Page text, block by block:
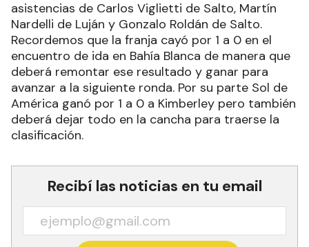
asistencias de Carlos Viglietti de Salto, Martín
Nardelli de Luján y Gonzalo Roldán de Salto.
Recordemos que la franja cayó por 1 a 0 en el
encuentro de ida en Bahía Blanca de manera que
deberá remontar ese resultado y ganar para
avanzar a la siguiente ronda. Por su parte Sol de
América ganó por 1 a 0 a Kimberley pero también
deberá dejar todo en la cancha para traerse la
clasificación.
Recibí las noticias en tu email